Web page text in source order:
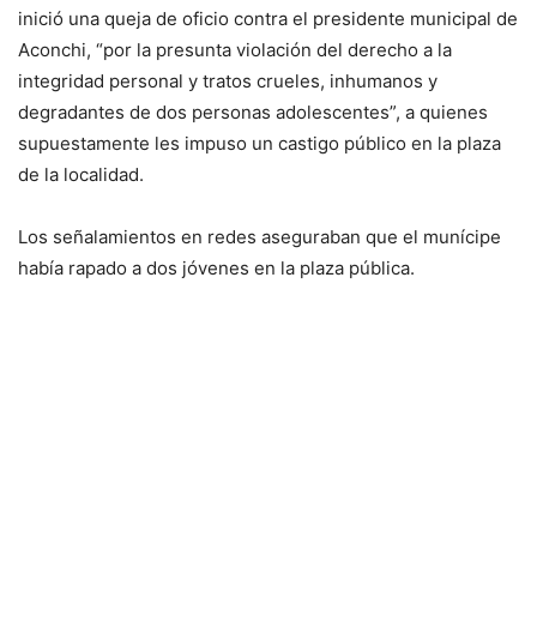
inició una queja de oficio contra el presidente municipal de
Aconchi, “por la presunta violación del derecho a la
integridad personal y tratos crueles, inhumanos y
degradantes de dos personas adolescentes”, a quienes
supuestamente les impuso un castigo público en la plaza
de la localidad.
Los señalamientos en redes aseguraban que el munícipe
había rapado a dos jóvenes en la plaza pública.